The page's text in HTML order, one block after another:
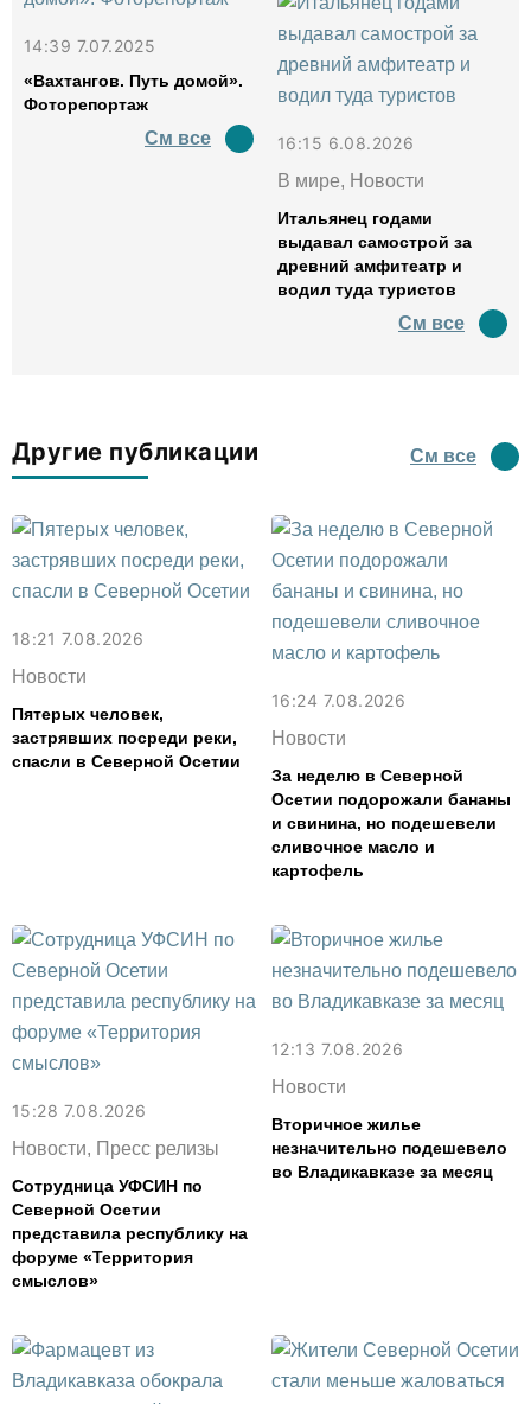
14:39 7.07.2025
«Вахтангов. Путь домой».
Фоторепортаж
См все
16:15 6.08.2026
В мире, Новости
Итальянец годами
выдавал самострой за
древний амфитеатр и
водил туда туристов
См все
Другие публикации См все
18:21 7.08.2026
Новости
Пятерых человек,
застрявших посреди реки,
спасли в Северной Осетии
16:24 7.08.2026
Новости
За неделю в Северной
Осетии подорожали бананы
и свинина, но подешевели
сливочное масло и
картофель
15:28 7.08.2026
Новости, Пресс релизы
Сотрудница УФСИН по
Северной Осетии
представила республику на
форуме «Территория
смыслов»
12:13 7.08.2026
Новости
Вторичное жилье
незначительно подешевело
во Владикавказе за месяц